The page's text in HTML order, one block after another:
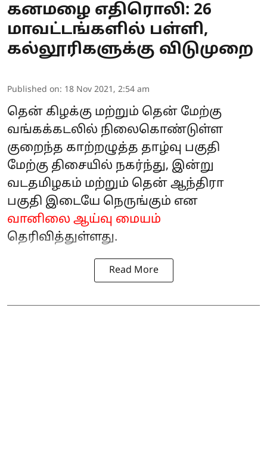
கனமழை எதிரொலி: 26
மாவட்டங்களில் பள்ளி,
கல்லூரிகளுக்கு விடுமுறை
Published on: 18 Nov 2021, 2:54 am
தென் கிழக்கு மற்றும் தென் மேற்கு
வங்கக்கடலில் நிலைகொண்டுள்ள
குறைந்த காற்றழுத்த தாழ்வு பகுதி
மேற்கு திசையில் நகர்ந்து, இன்று
வடதமிழகம் மற்றும் தென் ஆந்திரா
பகுதி இடையே நெருங்கும் என
வானிலை ஆய்வு மையம்
தெரிவித்துள்ளது.
Read More